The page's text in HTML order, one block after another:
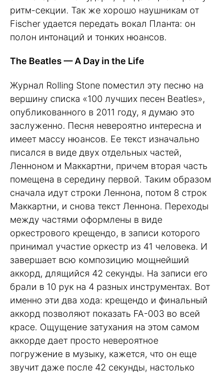
ритм-секции. Так же хорошо наушникам от
Fischer удается передать вокал Планта: он
полон интонаций и тонких нюансов.
The Beatles — A Day in the Life
Журнал Rolling Stone поместил эту песню на
вершину списка «100 лучших песен Beatles»,
опубликованного в 2011 году, я думаю это
заслуженно. Песня невероятно интересна и
имеет массу нюансов. Ее текст изначально
писался в виде двух отдельных частей,
Ленноном и Маккартни, причем вторая часть
помещена в середину первой. Таким образом
сначала идут строки Леннона, потом 8 строк
Маккартни, и снова текст Леннона. Переходы
между частями оформлены в виде
оркестрового крещендо, в записи которого
принимал участие оркестр из 41 человека. И
завершает всю композицию мощнейший
аккорд, длящийся 42 секунды. На записи его
брали в 10 рук на 4 разных инструментах. Вот
именно эти два хода: крещендо и финальный
аккорд позволяют показать FA-003 во всей
красе. Ощущение затухания на этом самом
аккорде дает просто невероятное
погружение в музыку, кажется, что он еще
звучит даже после 42 секунды, настолько